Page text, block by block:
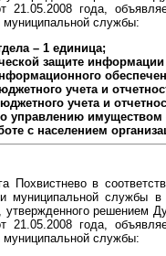
21.05.2008 года,
службы:
– 1 единица;
защите
учета и
учета и
управлению имуществом
с населением
Похвистнево в
муниципальной службы в
утвержденного решением
21.05.2008 года,
службы: